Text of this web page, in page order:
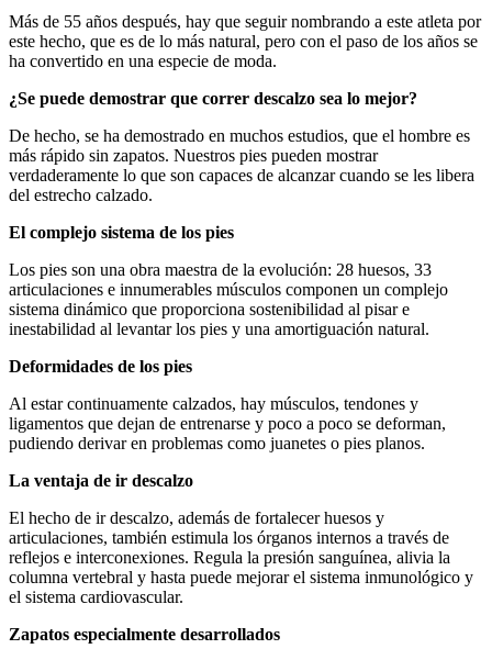
Más de 55 años después, hay que seguir nombrando a este atleta por
este hecho, que es de lo más natural, pero con el paso de los años se
ha convertido en una especie de moda.
¿Se puede demostrar que correr descalzo sea lo mejor?
De hecho, se ha demostrado en muchos estudios, que el hombre es
más rápido sin zapatos. Nuestros pies pueden mostrar
verdaderamente lo que son capaces de alcanzar cuando se les libera
del estrecho calzado.
El complejo sistema de los pies
Los pies son una obra maestra de la evolución: 28 huesos, 33
articulaciones e innumerables músculos componen un complejo
sistema dinámico que proporciona sostenibilidad al pisar e
inestabilidad al levantar los pies y una amortiguación natural.
Deformidades de los pies
Al estar continuamente calzados, hay músculos, tendones y
ligamentos que dejan de entrenarse y poco a poco se deforman,
pudiendo derivar en problemas como juanetes o pies planos.
La ventaja de ir descalzo
El hecho de ir descalzo, además de fortalecer huesos y
articulaciones, también estimula los órganos internos a través de
reflejos e interconexiones. Regula la presión sanguínea, alivia la
columna vertebral y hasta puede mejorar el sistema inmunológico y
el sistema cardiovascular.
Zapatos especialmente desarrollados